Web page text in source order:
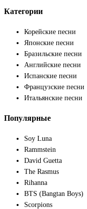
Категории
Корейские песни
Японские песни
Бразильские песни
Английские песни
Испанские песни
Французские песни
Итальянские песни
Популярные
Soy Luna
Rammstein
David Guetta
The Rasmus
Rihanna
BTS (Bangtan Boys)
Scorpions